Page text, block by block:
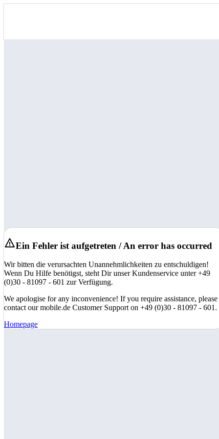
Ein Fehler ist aufgetreten / An error has occurred
Wir bitten die verursachten Unannehmlichkeiten zu entschuldigen!
Wenn Du Hilfe benötigst, steht Dir unser Kundenservice unter +49
(0)30 - 81097 - 601 zur Verfügung.
We apologise for any inconvenience! If you require assistance, please
contact our mobile.de Customer Support on +49 (0)30 - 81097 - 601.
Homepage